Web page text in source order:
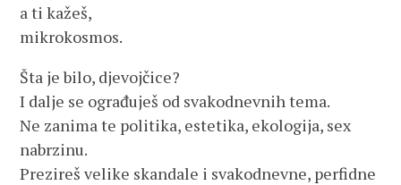
a ti kažeš,
mikrokosmos.
Šta je bilo, djevojčice?
I dalje se ograđuješ od svakodnevnih tema.
Ne zanima te politika, estetika, ekologija, sex
nabrzinu.
Prezireš velike skandale i svakodnevne, perfidne